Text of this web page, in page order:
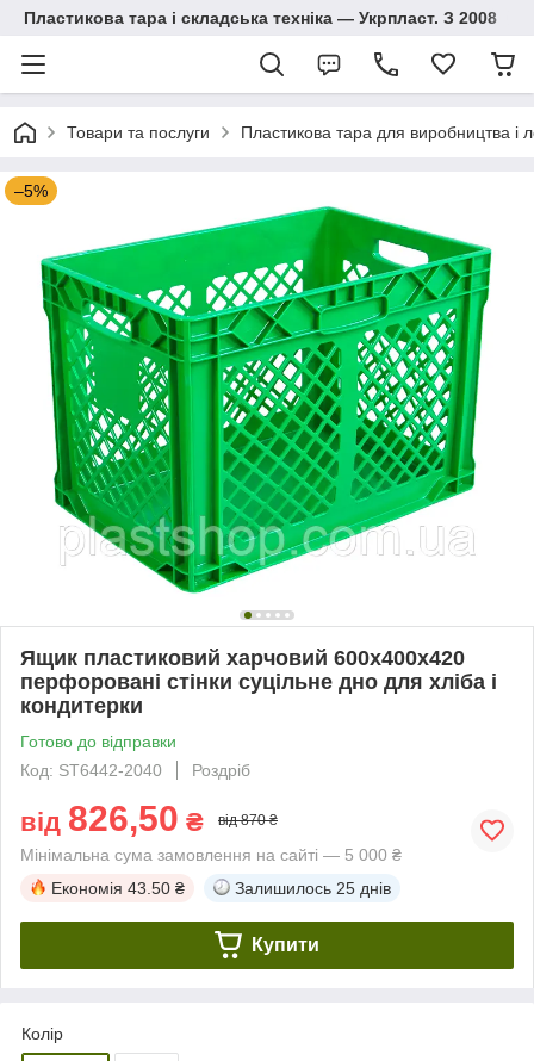
Пластикова тара і складська техніка — Укрпласт. З 2008
Товари та послуги Пластикова тара для виробництва і
–5%
Ящик пластиковий харчовий 600х400х420
перфоровані стінки суцільне дно для хліба і
кондитерки
Готово до відправки
Код: ST6442-2040
Роздріб
від 826,50 ₴ від 870 ₴
Мінімальна сума замовлення на сайті — 5 000 ₴
Економія 43.50 ₴ Залишилось 25 днів
Купити
Колір